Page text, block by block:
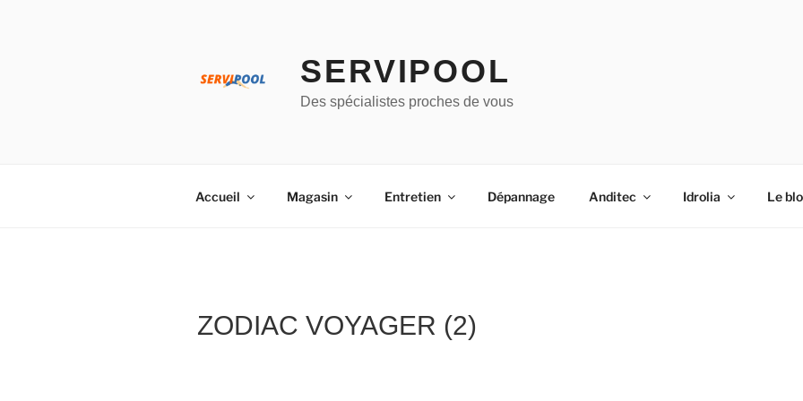
SERVIPOOL
Des spécialistes proches de vous
Accueil Magasin Entretien Dépannage Anditec Idrolia Le
ZODIAC VOYAGER (2)